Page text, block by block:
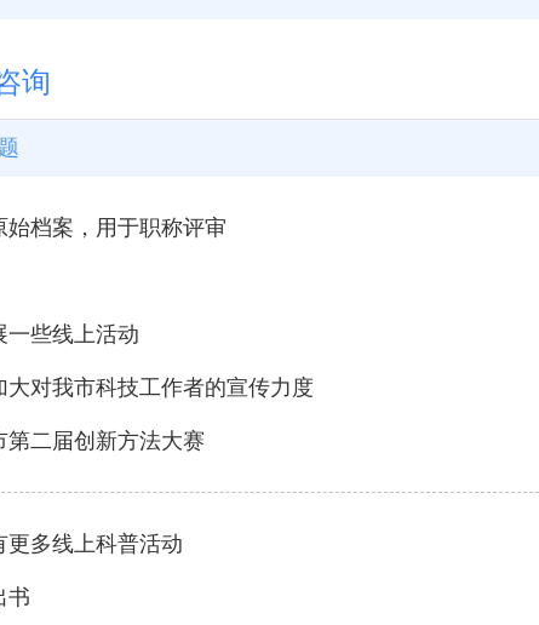
询
始档案，用于职称评审
一些线上活动
大对我市科技工作者的宣传力度
第二届创新方法大赛
更多线上科普活动
书